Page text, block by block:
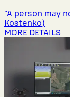
“A person may
Kostenko)
MORE DETAILS